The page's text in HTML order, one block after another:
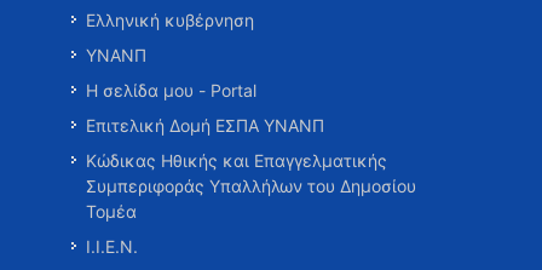
Ελληνική κυβέρνηση
ΥΝΑΝΠ
Η σελίδα μου - Portal
Επιτελική Δομή ΕΣΠΑ ΥΝΑΝΠ
Κώδικας Ηθικής και Επαγγελματικής
Συμπεριφοράς Υπαλλήλων του Δημοσίου
Τομέα
Ι.Ι.Ε.Ν.